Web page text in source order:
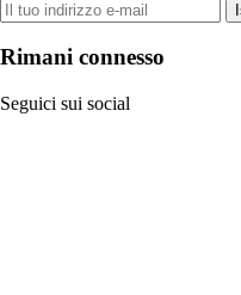
Rimani connesso
Seguici sui social